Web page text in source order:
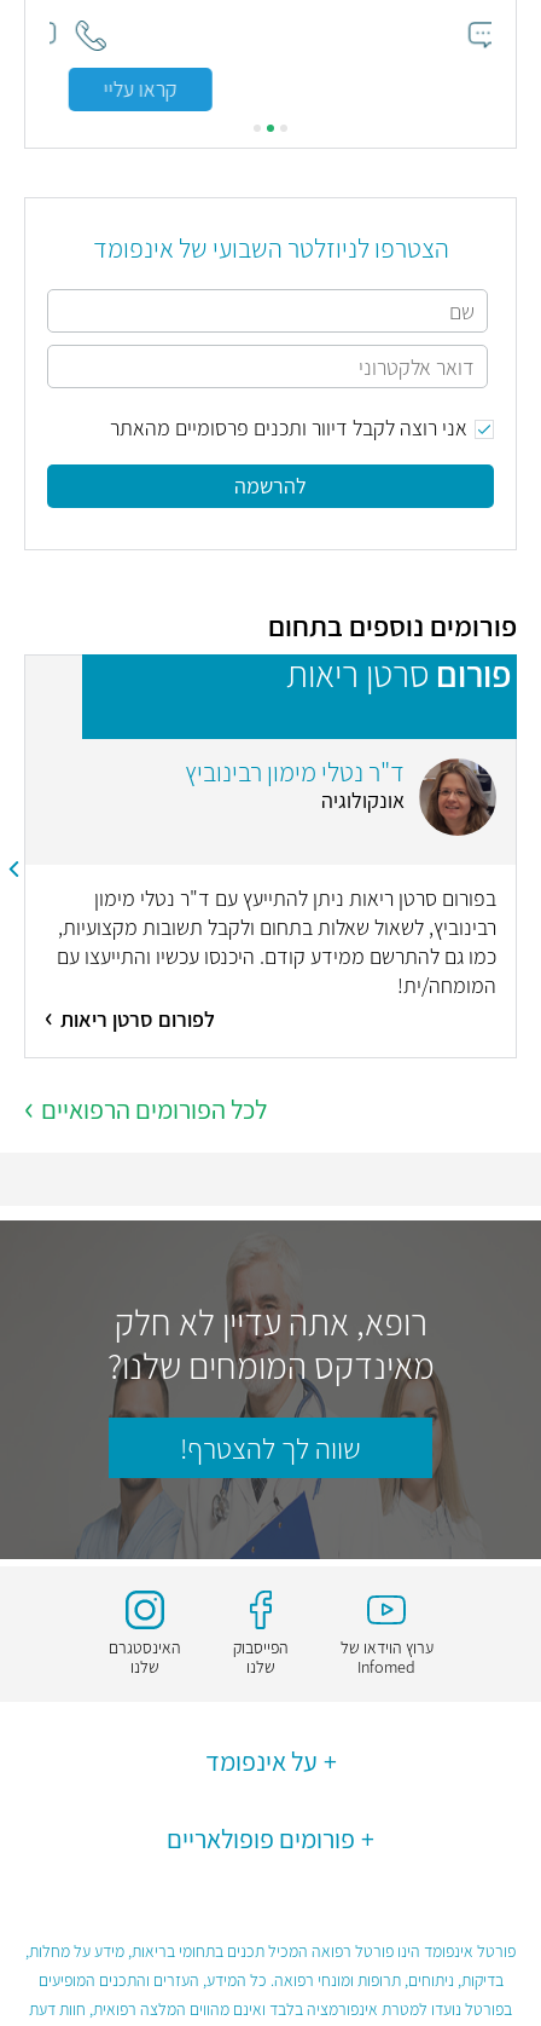
הצטרפו לניוזלטר השבועי של אינפומד
אני רוצה לקבל דיוור ותכנים פרסומיים מהאתר
להרשמה
פורומים נוספים בתחום
פורום סרטן ריאות
ד"ר נטלי מימון רבינוביץ
אונקולוגיה
בפורום סרטן ריאות ניתן להתייעץ עם ד"ר נטלי מימון
רבינוביץ, לשאול שאלות בתחום ולקבל תשובות מקצועיות,
כמו גם להתרשם ממידע קודם. היכנסו עכשיו והתייעצו עם
המומחה/ית!
לפורום סרטן ריאות
לכל הפורומים הרפואיים
רופא, אתה עדיין לא חלק
מאינדקס המומחים שלנו?
שווה לך להצטרף!
ערוץ הוידאו של
Infomed
הפייסבוק
שלנו
האינסטגרם
שלנו
על אינפומד
פורומים פופולאריים
פורטל אינפומד הינו פורטל רפואה המכיל תכנים בתחומי בריאות, מידע על מחלות,
בדיקות, ניתוחים, תרופות ומונחי רפואה. כל המידע, העזרים והתכנים המופיעים
בפורטל נועדו למטרת אינפורמציה בלבד ואינם מהווים המלצה רפואית, חוות דעת